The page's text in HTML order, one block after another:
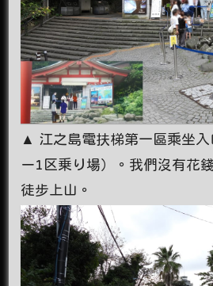
▲ 江之島電扶梯第一區乘坐入
ー1区乗り場）。我們沒有花
徒步上山。